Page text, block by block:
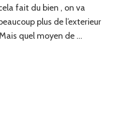
été
l’omni
fait du bien , on va
plus de l’exterieur
quel moyen de …